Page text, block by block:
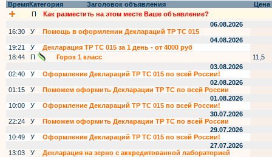
ВремяКатегория Заголовок объявления
Цена
П
Как разместить на этом месте Ваше объявление?
06.08.2026
16:30
У
Помощь в оформлении Деклараций ТР ТС 015
04.08.2026
19:21
У
Декларация ТР ТС 015 за 1 день - от 4000 руб
18:44
П Горох 1 класс
11,5
03.08.2026
02:40
У
Оформление Деклараций ТР ТС 015 по всей России!
02.08.2026
01:15
У
Поможем оформить Декларации ТР ТС по всей России
01.08.2026
10:00
У
Оформление Деклараций ТР ТС 015 по всей России!
30.07.2026
22:24
У
Поможем оформить Декларации ТР ТС по всей России
29.07.2026
10:49
У
Оформление Деклараций ТР ТС 015 по всей России!
27.07.2026
13:03
У
Декларация на зерно с аккредитованной лабораторией